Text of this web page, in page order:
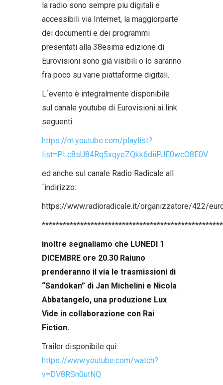
la radio sono sempre piu digitali e
accessibili via Internet, la maggiorparte
dei documenti e dei programmi
presentati alla 38esima edizione di
Eurovisioni sono già visibili o lo saranno
fra poco su varie piattaforme digitali.
L´evento è integralmente disponibile
sul canale youtube di Eurovisioni ai link
seguenti:
https://m.youtube.com/playlist?
list=PLc8sU84Rq5xqyeZQkk6diiPJE0wcO8E0V
ed anche sul canale Radio Radicale all
´indirizzo:
https://www.radioradicale.it/organizzatore/422/
inoltre segnaliamo che LUNEDI 1
DICEMBRE ore 20.30 Raiuno
prenderanno il via le trasmissioni di
“Sandokan” di Jan Michelini e Nicola
Abbatangelo, una produzione Lux
Vide in collaborazione con Rai
Fiction.
Trailer disponibile qui:
https://www.youtube.com/watch?
v=DV8RSn0utNQ